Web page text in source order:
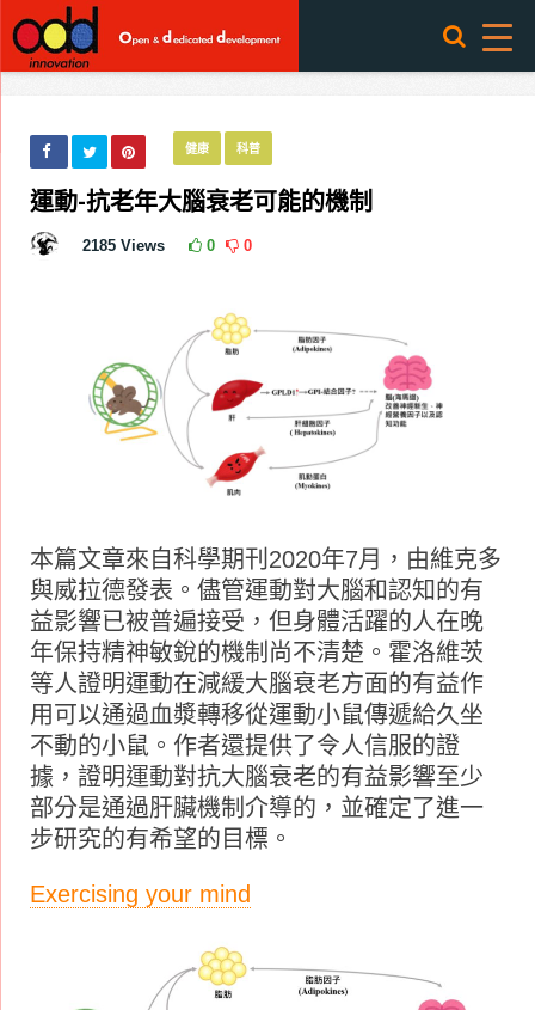
健康 科普
運動-抗老年大腦衰老可能的機制
2185 Views 0 0
本篇文章來自科學期刊2020年7月，由維克多
與威拉德發表。儘管運動對大腦和認知的有
益影響已被普遍接受，但身體活躍的人在晚
年保持精神敏銳的機制尚不清楚。霍洛維茨
等人證明運動在減緩大腦衰老方面的有益作
用可以通過血漿轉移從運動小鼠傳遞給久坐
不動的小鼠。作者還提供了令人信服的證
據，證明運動對抗大腦衰老的有益影響至少
部分是通過肝臟機制介導的，並確定了進一
步研究的有希望的目標。
Exercising your mind